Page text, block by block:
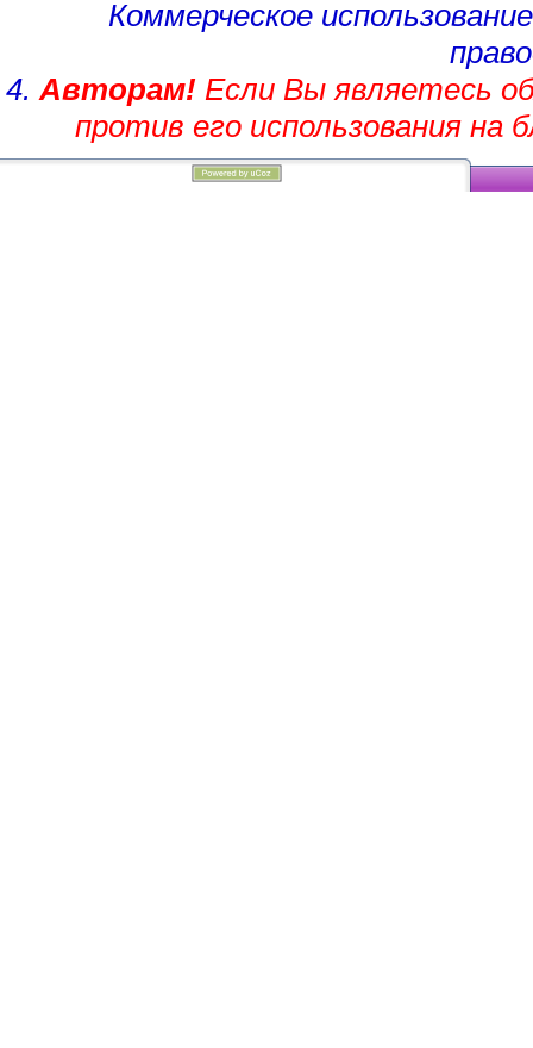
Коммерческое
4. Авторам!Если Вы являетесь
против его использования на